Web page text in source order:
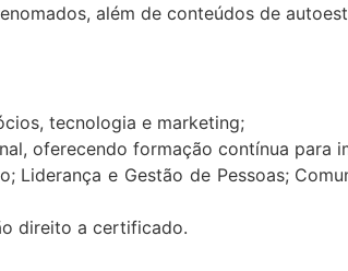
além de conteúdos de
tecnologia e marketing;
oferecendo formação contínua para
Liderança e Gestão de Pessoas;
direito a certificado.